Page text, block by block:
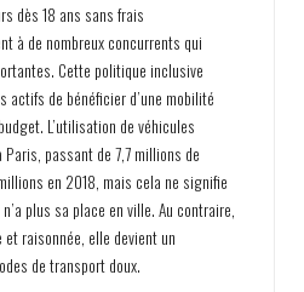
dès 18 ans sans frais
à de nombreux concurrents qui
Cette politique inclusive
actifs de bénéficier d’une mobilité
L’utilisation de véhicules
passant de 7,7 millions de
en 2018, mais cela ne signifie
plus sa place en ville. Au contraire,
raisonnée, elle devient un
de transport doux.